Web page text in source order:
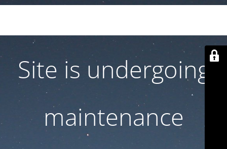
Site is undergoing
maintenance